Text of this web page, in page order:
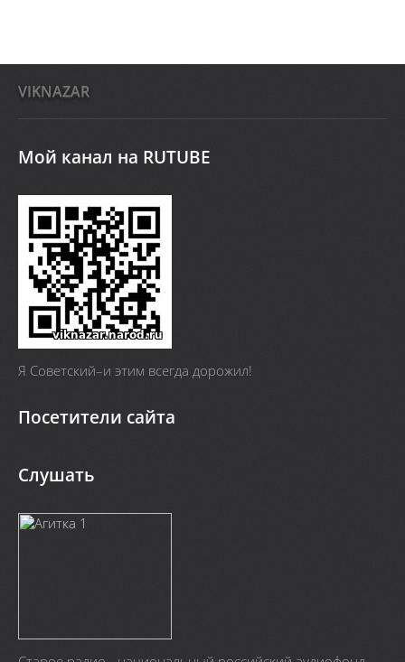
VIKNAZAR
Мой канал на RUTUBE
Я Cоветский–и этим всегда дорожил!
Посетители сайта
Слушать